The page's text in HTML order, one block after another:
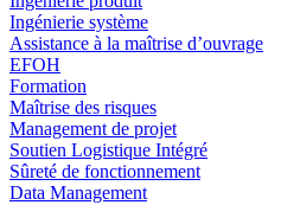
Ingénierie système
Assistance à la maîtrise d’ouvrage
EFOH
Formation
Maîtrise des risques
Management de projet
Soutien Logistique Intégré
Sûreté de fonctionnement
Data Management